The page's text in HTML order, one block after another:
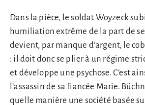
Dans la pièce, le soldat Woyzeck
humiliation extrême de la part de
devient, par manque d’argent, le
: il doit donc se plier à un régime
et développe une psychose. C’est
l’assassin de sa fiancée Marie.
quelle manière une société basée